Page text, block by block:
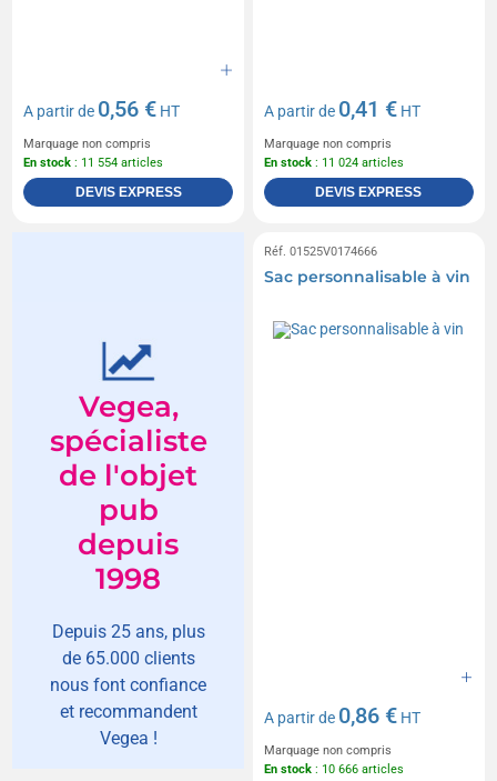
A partir de 0,56 € HT
Marquage non compris
En stock : 11 554 articles
DEVIS EXPRESS
A partir de 0,41 € HT
Marquage non compris
En stock : 11 024 articles
DEVIS EXPRESS
Vegea,
spécialiste
de l'objet
pub
depuis
1998
Depuis 25 ans, plus
de 65.000 clients
nous font confiance
et recommandent
Vegea !
Réf. 01525V0174666
Sac personnalisable à vin
A partir de 0,86 € HT
Marquage non compris
En stock : 10 666 articles